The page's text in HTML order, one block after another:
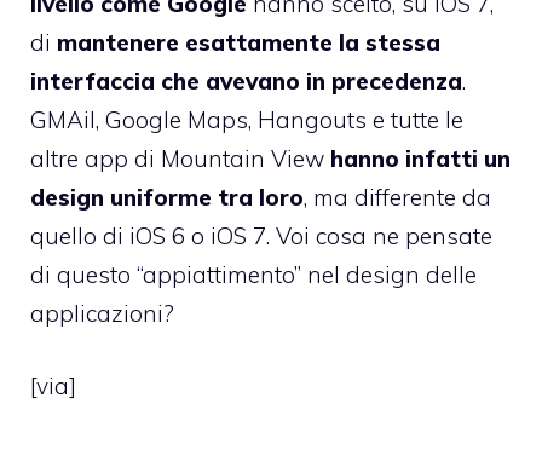
di mantenere esattamente la stessa
interfaccia che avevano in precedenza.
GMAil, Google Maps, Hangouts e tutte le
altre app di Mountain View hanno infatti un
design uniforme tra loro, ma differente da
quello di iOS 6 o iOS 7. Voi cosa ne pensate
di questo “appiattimento” nel design delle
applicazioni?
[via]